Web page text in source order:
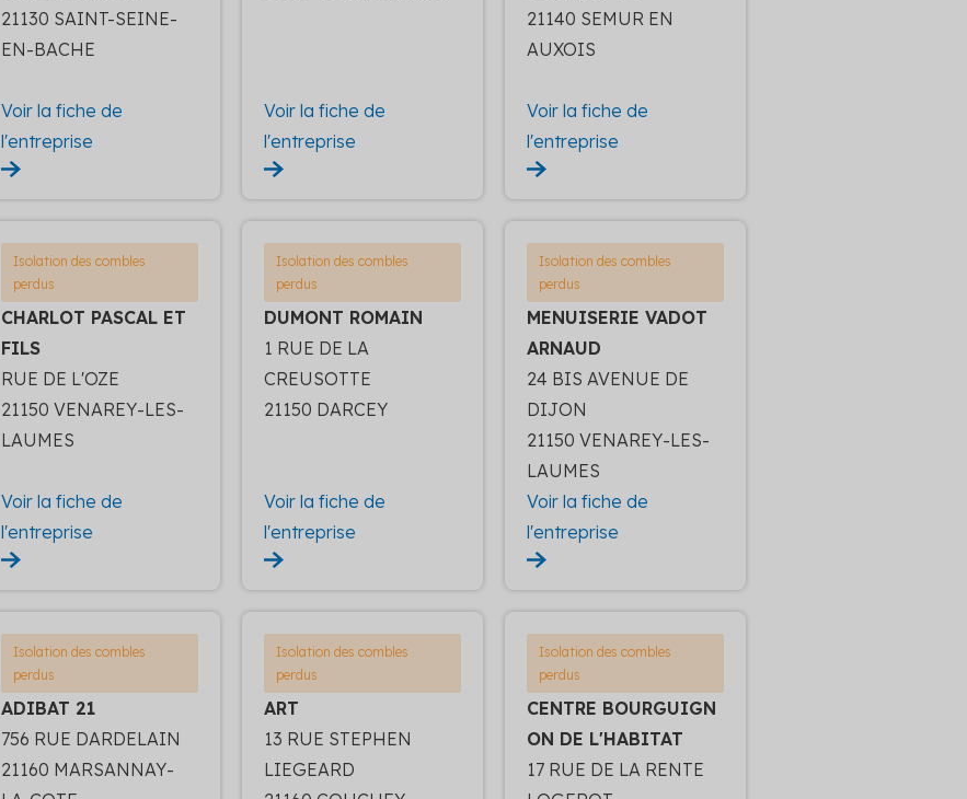
21130 SAINT-SEINE-
EN-BACHE
Voir la fiche de
l'entreprise
Voir la fiche de
l'entreprise
21140 SEMUR EN
AUXOIS
Voir la fiche de
l'entreprise
Isolation des combles
perdus
CHARLOT PASCAL ET
FILS
RUE DE L'OZE
21150 VENAREY-LES-
LAUMES
Voir la fiche de
l'entreprise
Isolation des combles
perdus
DUMONT ROMAIN
1 RUE DE LA
CREUSOTTE
21150 DARCEY
Voir la fiche de
l'entreprise
Isolation des combles
perdus
MENUISERIE VADOT
ARNAUD
24 BIS AVENUE DE
DIJON
21150 VENAREY-LES-
LAUMES
Voir la fiche de
l'entreprise
Isolation des combles
perdus
ADIBAT 21
756 RUE DARDELAIN
21160 MARSANNAY-
Isolation des combles
perdus
ART
13 RUE STEPHEN
LIEGEARD
Isolation des combles
perdus
CENTRE BOURGUIGN
ON DE L'HABITAT
17 RUE DE LA RENTE